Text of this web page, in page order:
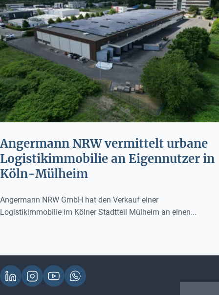
Angermann NRW vermittelt urbane
Logistikimmobilie an Eigennutzer in
Köln-Mülheim
Angermann NRW GmbH hat den Verkauf einer
Logistikimmobilie im Kölner Stadtteil Mülheim an einen...